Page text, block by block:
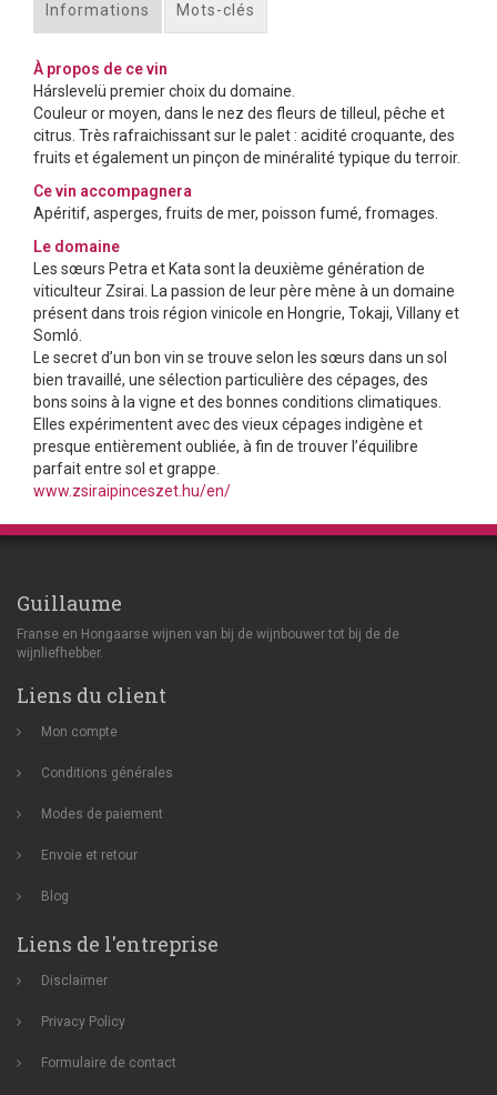
Informations Mots-clés
À propos de ce vin
Hárslevelü premier choix du domaine.
Couleur or moyen, dans le nez des fleurs de tilleul, pêche et
citrus. Très rafraichissant sur le palet : acidité croquante, des
fruits et également un pinçon de minéralité typique du terroir.
Ce vin accompagnera
Apéritif, asperges, fruits de mer, poisson fumé, fromages.
Le domaine
Les sœurs Petra et Kata sont la deuxième génération de
viticulteur Zsirai. La passion de leur père mène à un domaine
présent dans trois région vinicole en Hongrie, Tokaji, Villany et
Somló.
Le secret d’un bon vin se trouve selon les sœurs dans un sol
bien travaillé, une sélection particulière des cépages, des
bons soins à la vigne et des bonnes conditions climatiques.
Elles expérimentent avec des vieux cépages indigène et
presque entièrement oubliée, à fin de trouver l’équilibre
parfait entre sol et grappe.
www.zsiraipinceszet.hu/en/
Guillaume
Franse en Hongaarse wijnen van bij de wijnbouwer tot bij de de
wijnliefhebber.
Liens du client
Mon compte
Conditions générales
Modes de paiement
Envoie et retour
Blog
Liens de l'entreprise
Disclaimer
Privacy Policy
Formulaire de contact